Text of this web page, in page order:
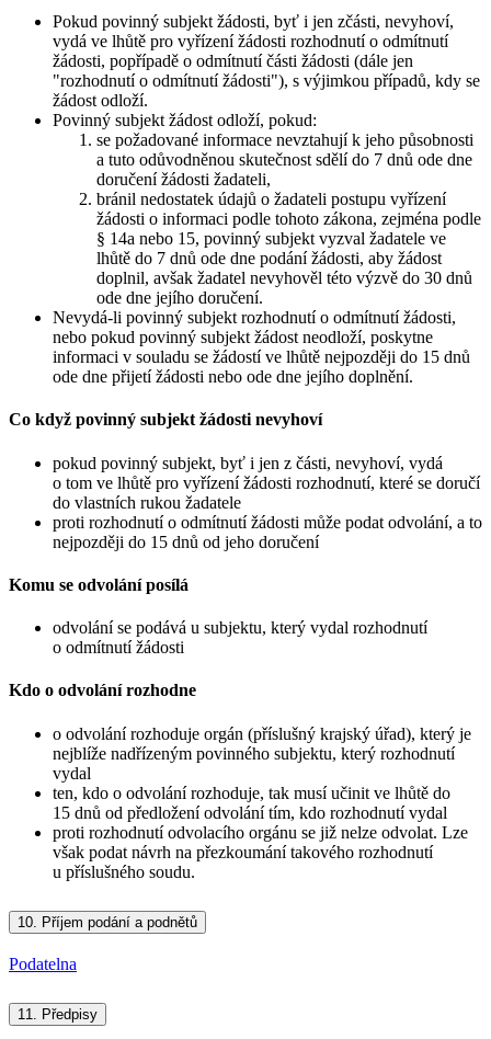
Pokud povinný subjekt žádosti, byť i jen zčásti, nevyhoví,
vydá ve lhůtě pro vyřízení žádosti rozhodnutí o odmítnutí
žádosti, popřípadě o odmítnutí části žádosti (dále jen
"rozhodnutí o odmítnutí žádosti"), s výjimkou případů, kdy se
žádost odloží.
Povinný subjekt žádost odloží, pokud:
se požadované informace nevztahují k jeho působnosti
a tuto odůvodněnou skutečnost sdělí do 7 dnů ode dne
doručení žádosti žadateli,
bránil nedostatek údajů o žadateli postupu vyřízení
žádosti o informaci podle tohoto zákona, zejména podle
§ 14a nebo 15, povinný subjekt vyzval žadatele ve
lhůtě do 7 dnů ode dne podání žádosti, aby žádost
doplnil, avšak žadatel nevyhověl této výzvě do 30 dnů
ode dne jejího doručení.
Nevydá-li povinný subjekt rozhodnutí o odmítnutí žádosti,
nebo pokud povinný subjekt žádost neodloží, poskytne
informaci v souladu se žádostí ve lhůtě nejpozději do 15 dnů
ode dne přijetí žádosti nebo ode dne jejího doplnění.
Co když povinný subjekt žádosti nevyhoví
pokud povinný subjekt, byť i jen z části, nevyhoví, vydá
o tom ve lhůtě pro vyřízení žádosti rozhodnutí, které se doručí
do vlastních rukou žadatele
proti rozhodnutí o odmítnutí žádosti může podat odvolání, a to
nejpozději do 15 dnů od jeho doručení
Komu se odvolání posílá
odvolání se podává u subjektu, který vydal rozhodnutí
o odmítnutí žádosti
Kdo o odvolání rozhodne
o odvolání rozhoduje orgán (příslušný krajský úřad), který je
nejblíže nadřízeným povinného subjektu, který rozhodnutí
vydal
ten, kdo o odvolání rozhoduje, tak musí učinit ve lhůtě do
15 dnů od předložení odvolání tím, kdo rozhodnutí vydal
proti rozhodnutí odvolacího orgánu se již nelze odvolat. Lze
však podat návrh na přezkoumání takového rozhodnutí
u příslušného soudu.
10. Příjem podání a podnětů
Podatelna
11. Předpisy